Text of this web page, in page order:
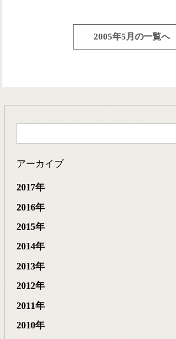
2005年5月の一覧へ
アーカイブ
2017年
2016年
2015年
2014年
2013年
2012年
2011年
2010年